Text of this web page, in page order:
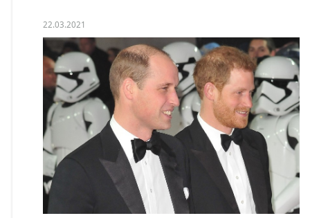
22.03.2021